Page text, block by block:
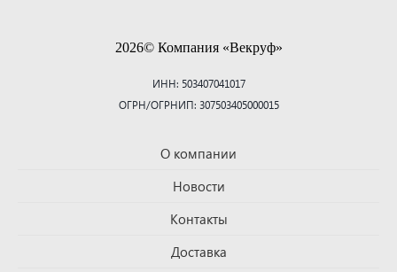
2026© Компания «Векруф»
ИНН: 503407041017
ОГРН/ОГРНИП: 307503405000015
О компании
Новости
Контакты
Доставка